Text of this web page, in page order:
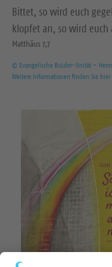
Bittet, so wird euch
klopfet an, so wird euch
Matthäus 7,7
© Evangelische Brüder-Unität –
Weitere Informationen finden Sie hier